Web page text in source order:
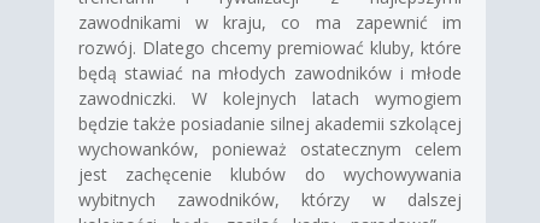
zawodnikami w kraju, co ma zapewnić im
rozwój. Dlatego chcemy premiować kluby, które
będą stawiać na młodych zawodników i młode
zawodniczki. W kolejnych latach wymogiem
będzie także posiadanie silnej akademii szkolącej
wychowanków, ponieważ ostatecznym celem
jest zachęcenie klubów do wychowywania
wybitnych zawodników, którzy w dalszej